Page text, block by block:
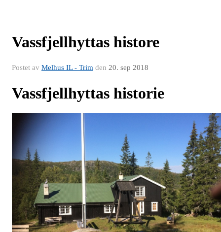
Vassfjellhyttas histore
Postet av Melhus IL - Trim den 20. sep 2018
Vassfjellhyttas historie